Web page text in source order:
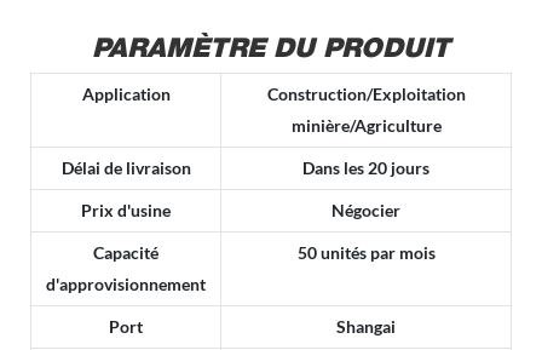
PARAMÈTRE DU PRODUIT
Application
Construction/Exploitation
minière/Agriculture
Délai de livraison Dans les 20 jours
Prix d'usine Négocier
Capacité
d'approvisionnement
50 unités par mois
Port Shangai